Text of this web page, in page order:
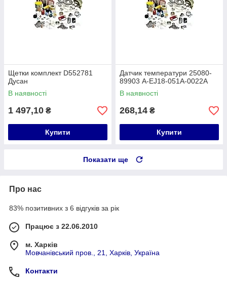
Щетки комплект D552781
Дусан
В наявності
1 497,10 ₴
Купити
Датчик температури 25080-
89903 A-EJ18-051A-0022A
В наявності
268,14 ₴
Купити
Показати ще
Про нас
83% позитивних з 6 відгуків за рік
Працює з 22.06.2010
м. Харків
Мовчанівський пров., 21, Харків, Україна
Контакти